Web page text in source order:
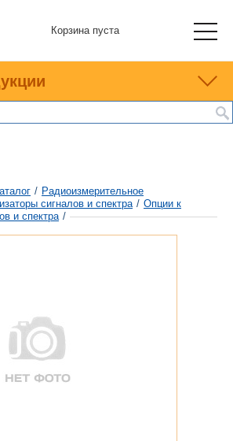
Корзина пуста
/ Радиоизмерительное
сигналов и спектра / Опции к
и спектра /